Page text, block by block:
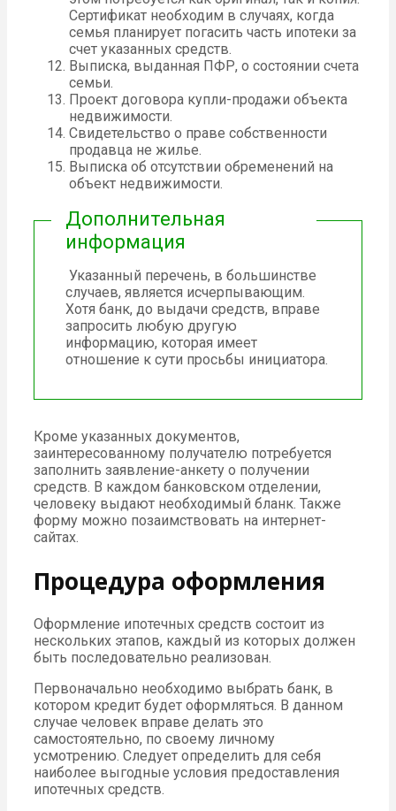
Сертификат необходим в случаях, когда
семья планирует погасить часть ипотеки за
счет указанных средств.
Выписка, выданная ПФР, о состоянии счета
семьи.
Проект договора купли-продажи объекта
недвижимости.
Свидетельство о праве собственности
продавца не жилье.
Выписка об отсутствии обременений на
объект недвижимости.
Дополнительная
информация
Указанный перечень, в большинстве
случаев, является исчерпывающим.
Хотя банк, до выдачи средств, вправе
запросить любую другую
информацию, которая имеет
отношение к сути просьбы инициатора.
Кроме указанных документов,
заинтересованному получателю потребуется
заполнить заявление-анкету о получении
средств. В каждом банковском отделении,
человеку выдают необходимый бланк. Также
форму можно позаимствовать на интернет-
сайтах.
Процедура оформления
Оформление ипотечных средств состоит из
нескольких этапов, каждый из которых должен
быть последовательно реализован.
Первоначально необходимо выбрать банк, в
котором кредит будет оформляться. В данном
случае человек вправе делать это
самостоятельно, по своему личному
усмотрению. Следует определить для себя
наиболее выгодные условия предоставления
ипотечных средств.